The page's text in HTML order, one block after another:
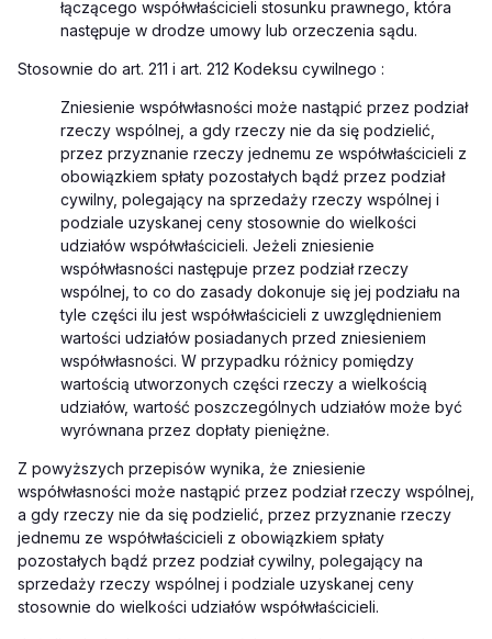
łączącego współwłaścicieli stosunku prawnego, która
następuje w drodze umowy lub orzeczenia sądu.
Stosownie do art. 211 i art. 212 Kodeksu cywilnego :
Zniesienie współwłasności może nastąpić przez podział
rzeczy wspólnej, a gdy rzeczy nie da się podzielić,
przez przyznanie rzeczy jednemu ze współwłaścicieli z
obowiązkiem spłaty pozostałych bądź przez podział
cywilny, polegający na sprzedaży rzeczy wspólnej i
podziale uzyskanej ceny stosownie do wielkości
udziałów współwłaścicieli. Jeżeli zniesienie
współwłasności następuje przez podział rzeczy
wspólnej, to co do zasady dokonuje się jej podziału na
tyle części ilu jest współwłaścicieli z uwzględnieniem
wartości udziałów posiadanych przed zniesieniem
współwłasności. W przypadku różnicy pomiędzy
wartością utworzonych części rzeczy a wielkością
udziałów, wartość poszczególnych udziałów może być
wyrównana przez dopłaty pieniężne.
Z powyższych przepisów wynika, że zniesienie
współwłasności może nastąpić przez podział rzeczy wspólnej,
a gdy rzeczy nie da się podzielić, przez przyznanie rzeczy
jednemu ze współwłaścicieli z obowiązkiem spłaty
pozostałych bądź przez podział cywilny, polegający na
sprzedaży rzeczy wspólnej i podziale uzyskanej ceny
stosownie do wielkości udziałów współwłaścicieli.